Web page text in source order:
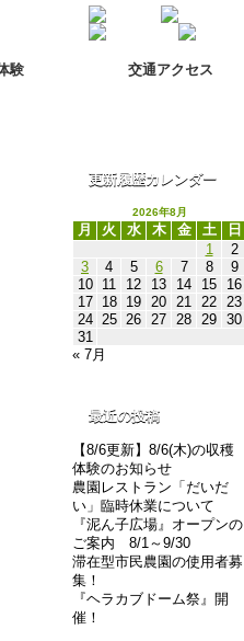
験 交通アクセス
更新履歴カレンダー
2026年8月
月 火 水 木 金 土
日
1
2
3
4 5 6 7 8
9
10
11 12 13 14 15
16
17
18 19 20 21 22 23
24 25 26 27 28 29 30
31
« 7月
最近の投稿
【8/6更新】8/6(木)の収穫
体験のお知らせ
農園レストラン「だいだ
い」臨時休業について
『泥ん子広場』オープンの
ご案内 8/1～9/30
滞在型市民農園の使用者募
集！
『ヘラカブドーム祭』開
催！